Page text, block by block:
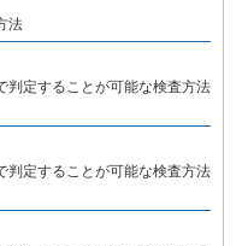
法
判定することが可能な検査方法
判定することが可能な検査方法